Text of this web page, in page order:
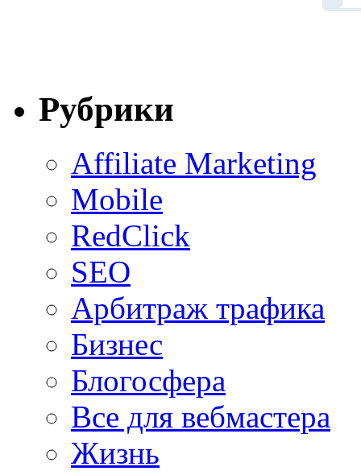
Рубрики
Affiliate Marketing
Mobile
RedClick
SEO
Арбитраж трафика
Бизнес
Блогосфера
Все для вебмастера
Жизнь